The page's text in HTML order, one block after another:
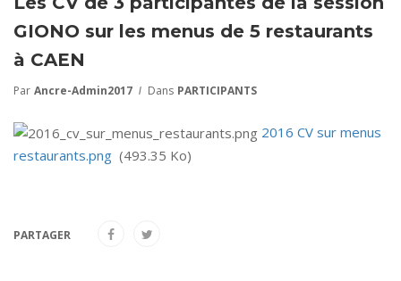
GIONO sur les menus de 5 restaurants
à CAEN
Par Ancre-Admin2017 Dans PARTICIPANTS
2016 CV sur menus
restaurants.png (493.35 Ko)
PARTAGER